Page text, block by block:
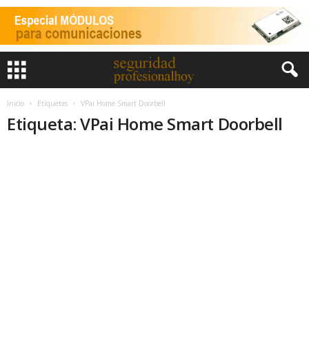
Inicio Etiquetas VPai Home Smart Doorbell
Etiqueta: VPai Home Smart Doorbell